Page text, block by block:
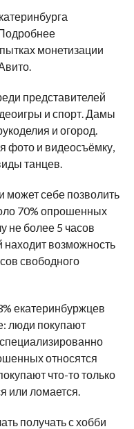
монетизации
представителей
и спорт. Дамы
и огород.
фото и видеосъёмку,
танцев.
может себе позволить
70% опрошенных
не более 5 часов
возможность
свободного
екатеринбуржцев
люди покупают
относятся
что-то только
или ломается.
получать с хобби